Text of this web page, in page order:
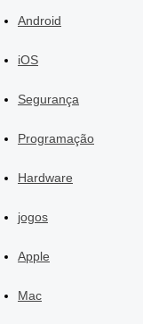
Android
iOS
Segurança
Programação
Hardware
jogos
Apple
Mac